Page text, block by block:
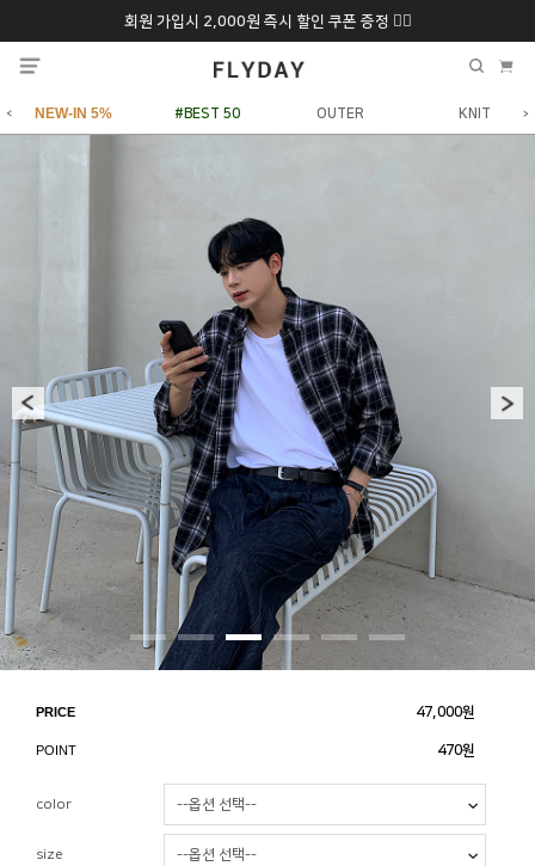
회원 가입시 2,000원 즉시 할인 쿠폰 증정 ❤️‍🔥
추석 특별 할인 10~20% 9/6 화 ~ 9/12월
NEW-IN 5% #BEST 50 OUTER KNIT
PRICE 47,000원
POINT 470원
color
size